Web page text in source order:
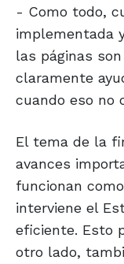
- Como todo,
implementada
las páginas
claramente
cuando eso no
El tema de la
avances
funcionan
interviene el
eficiente. Esto
otro lado,